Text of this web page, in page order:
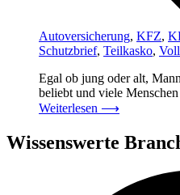
Autoversicherung, KFZ,
Schutzbrief, Teilkasko,
Egal ob jung oder alt,
beliebt und viele
Weiterlesen ⟶
Wissenswerte